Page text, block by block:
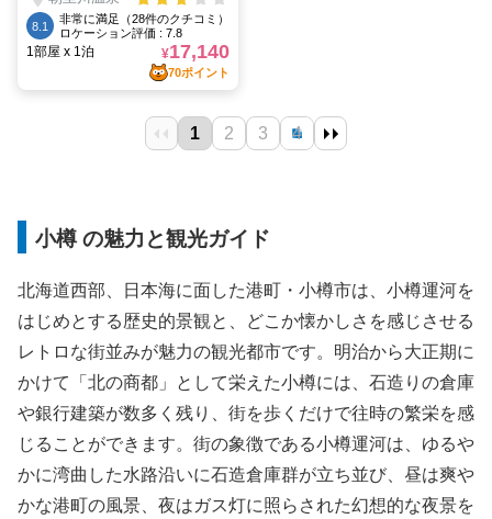
小樽 の魅力と観光ガイド
北海道西部、日本海に面した港町・小樽市は、小樽運河を
はじめとする歴史的景観と、どこか懐かしさを感じさせる
レトロな街並みが魅力の観光都市です。明治から大正期に
かけて「北の商都」として栄えた小樽には、石造りの倉庫
や銀行建築が数多く残り、街を歩くだけで往時の繁栄を感
じることができます。街の象徴である小樽運河は、ゆるや
かに湾曲した水路沿いに石造倉庫群が立ち並び、昼は爽や
かな港町の風景、夜はガス灯に照らされた幻想的な夜景を